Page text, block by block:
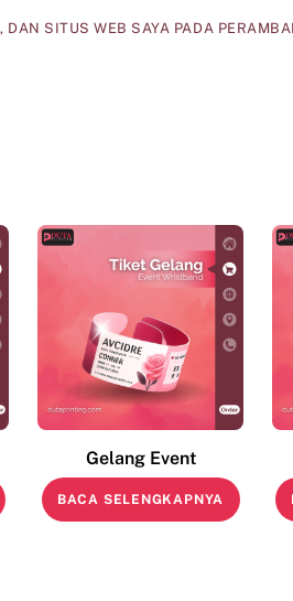
DAN SITUS WEB SAYA PADA
Gelang Event
BACA SELENGKAPNYA